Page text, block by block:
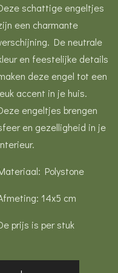
schattige engeltjes
een charmante
De neutrale
en feestelijke details
deze engel tot een
accent in je huis.
engeltjes brengen
en gezelligheid in je
Polystone
14x5 cm
prijs is per stuk